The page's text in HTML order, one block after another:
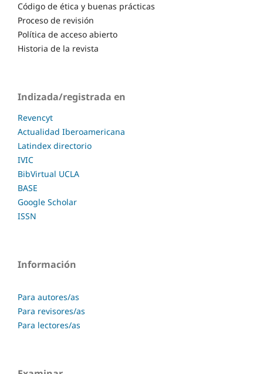
Código de ética y buenas prácticas
Proceso de revisión
Política de acceso abierto
Historia de la revista
Indizada/registrada en
Revencyt
Actualidad Iberoamericana
Latindex directorio
IVIC
BibVirtual UCLA
BASE
Google Scholar
ISSN
Información
Para autores/as
Para revisores/as
Para lectores/as